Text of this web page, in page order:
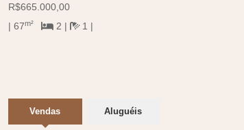
R$665.000,00
| 67m² 2 | 1 |
Vendas Aluguéis